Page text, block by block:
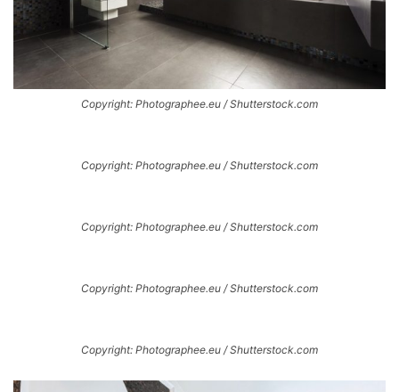
Copyright: Photographee.eu / Shutterstock.com
Copyright: Photographee.eu / Shutterstock.com
Copyright: Photographee.eu / Shutterstock.com
Copyright: Photographee.eu / Shutterstock.com
Copyright: Photographee.eu / Shutterstock.com